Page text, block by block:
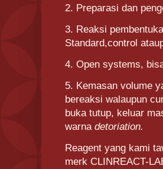
2. Preparasi dan
3. Reaksi
Standard,control
4. Open systems,
5. Kemasan volume
bereaksi walaupun
buka tutup, keluar
warna detoriation.
Reagent yang kami
merk CLINREACT-